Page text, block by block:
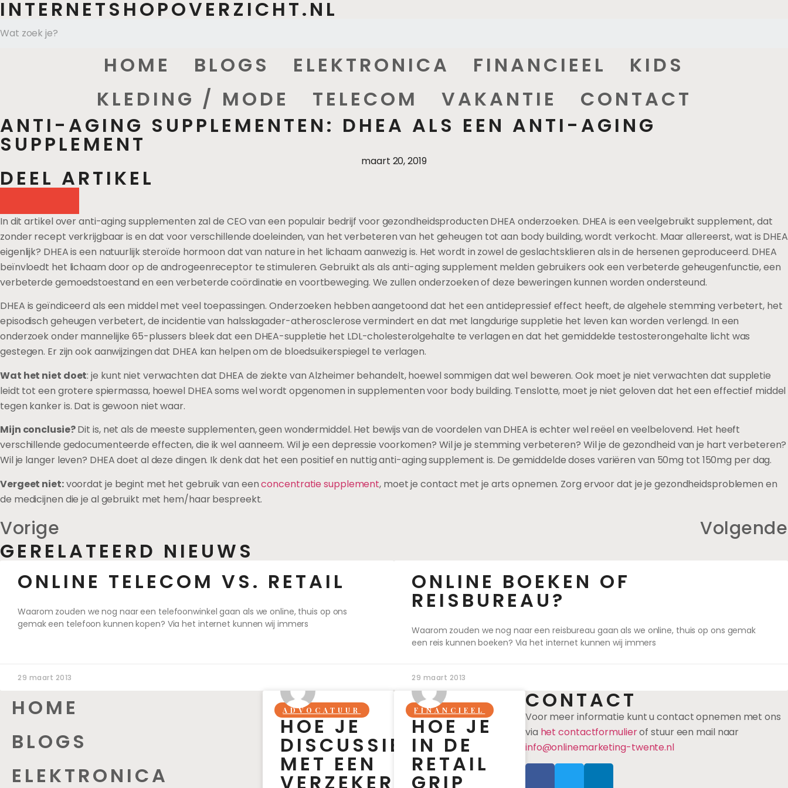
INTERNETSHOPOVERZICHT.NL
HOME BLOGS ELEKTRONICA FINANCIEEL
KIDS
KLEDING / MODE
TELECOM VAKANTIE
CONTACT
ANTI-AGING SUPPLEMENTEN: DHEA ALS EEN ANTI-AGING
SUPPLEMENT
maart 20, 2019
DEEL ARTIKEL
In dit artikel over anti-aging supplementen zal de CEO van een populair bedrijf voor gezondheidsproducten DHEA onderzoeken. DHEA is een veelgebruikt supplement, dat
zonder recept verkrijgbaar is en dat voor verschillende doeleinden, van het verbeteren van het geheugen tot aan body building, wordt verkocht. Maar allereerst, wat is DHEA
eigenlijk? DHEA is een natuurlijk steroïde hormoon dat van nature in het lichaam aanwezig is. Het wordt in zowel de geslachtsklieren als in de hersenen geproduceerd. DHEA
beïnvloedt het lichaam door op de androgeenreceptor te stimuleren. Gebruikt als als anti-aging supplement melden gebruikers ook een verbeterde geheugenfunctie, een
verbeterde gemoedstoestand en een verbeterde coördinatie en voortbeweging. We zullen onderzoeken of deze beweringen kunnen worden ondersteund.
DHEA is geïndiceerd als een middel met veel toepassingen. Onderzoeken hebben aangetoond dat het een antidepressief effect heeft, de algehele stemming verbetert, het
episodisch geheugen verbetert, de incidentie van halsslagader-atherosclerose vermindert en dat met langdurige suppletie het leven kan worden verlengd. In een
onderzoek onder mannelijke 65-plussers bleek dat een DHEA-suppletie het LDL-cholesterolgehalte te verlagen en dat het gemiddelde testosterongehalte licht was
gestegen. Er zijn ook aanwijzingen dat DHEA kan helpen om de bloedsuikerspiegel te verlagen.
Wat het niet doet: je kunt niet verwachten dat DHEA de ziekte van Alzheimer behandelt, hoewel sommigen dat wel beweren. Ook moet je niet verwachten dat suppletie
leidt tot een grotere spiermassa, hoewel DHEA soms wel wordt opgenomen in supplementen voor body building. Tenslotte, moet je niet geloven dat het een effectief middel
tegen kanker is. Dat is gewoon niet waar.
Mijn conclusie?Dit is, net als de meeste supplementen, geen wondermiddel. Het bewijs van de voordelen van DHEA is echter wel reëel en veelbelovend. Het heeft
verschillende gedocumenteerde effecten, die ik wel aanneem. Wil je een depressie voorkomen? Wil je je stemming verbeteren? Wil je de gezondheid van je hart verbeteren?
Wil je langer leven? DHEA doet al deze dingen. Ik denk dat het een positief en nuttig anti-aging supplement is. De gemiddelde doses variëren van 50mg tot 150mg per dag.
Vergeet niet:voordat je begint met het gebruik van eenconcentratie supplement, moet je contact met je arts opnemen. Zorg ervoor dat je je gezondheidsproblemen en
de medicijnen die je al gebruikt met hem/haar bespreekt.
Vorige Volgende
GERELATEERD NIEUWS
ONLINE TELECOM VS. RETAIL
Waarom zouden we nog naar een telefoonwinkel gaan als we online, thuis op ons
gemak een telefoon kunnen kopen? Via het internet kunnen wij immers
29 maart 2013
ONLINE BOEKEN OF
REISBUREAU?
Waarom zouden we nog naar een reisbureau gaan als we online, thuis op ons gemak
een reis kunnen boeken? Via het internet kunnen wij immers
29 maart 2013
HOME
BLOGS
ELEKTRONICA
ADVOCATUUR
HOE JE
DISCUSSIES
MET EEN
VERZEKERAAR
FINANCIEEL
HOE JE
IN DE
RETAIL
GRIP
CONTACT
Voor meer informatie kunt u contact opnemen met ons
via het contactformulierof stuur een mail naar
info@onlinemarketing-twente.nl